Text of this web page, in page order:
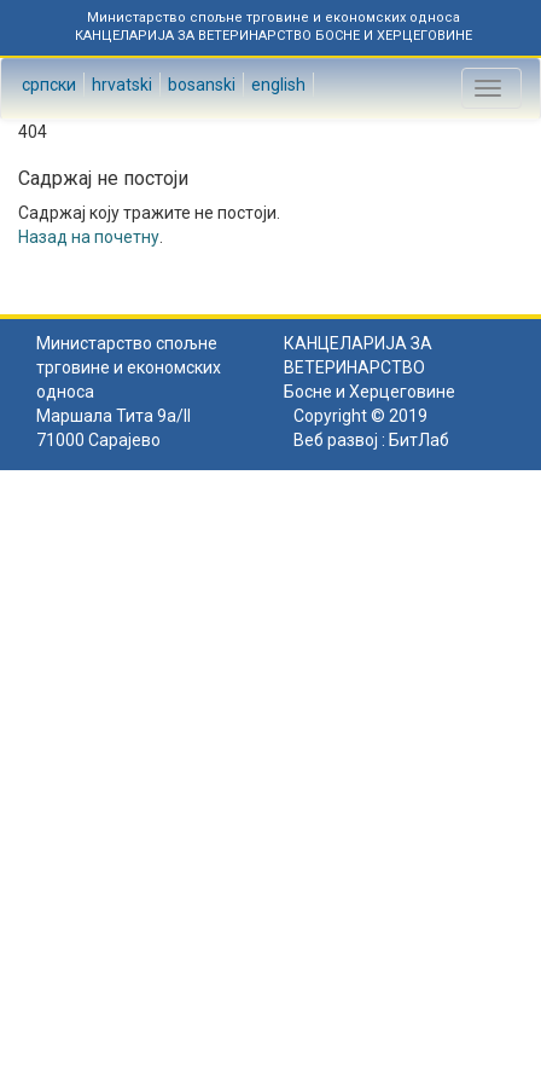
Министарство спољне трговине и економских односа
КАНЦЕЛАРИЈА ЗА ВЕТЕРИНАРСТВО БОСНЕ И ХЕРЦЕГОВИНЕ
српски hrvatski bosanski english
Toggle
404
Садржај не постоји
Садржај коју тражите не постоји.
Назад на почетну
Министарство спољне
трговине и економских
односа
КАНЦЕЛАРИЈА ЗА
ВЕТЕРИНАРСТВО
Босне и Херцеговине
Маршала Тита 9а/II
71000 Сарајево
Copyright © 2019
Веб развој : БитЛаб